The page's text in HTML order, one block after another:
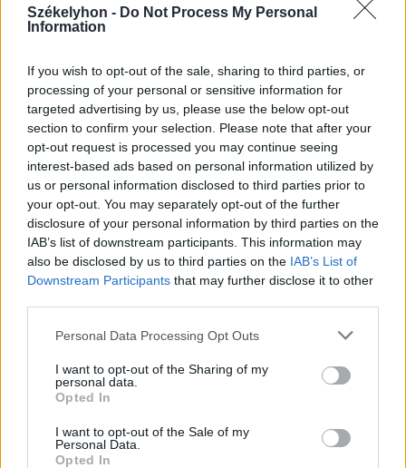
Székelyhon - Do Not Process My Personal
Information
If you wish to opt-out of the sale, sharing to third parties, or
processing of your personal or sensitive information for
targeted advertising by us, please use the below opt-out
section to confirm your selection. Please note that after your
opt-out request is processed you may continue seeing
interest-based ads based on personal information utilized by
us or personal information disclosed to third parties prior to
your opt-out. You may separately opt-out of the further
disclosure of your personal information by third parties on the
IAB’s list of downstream participants. This information may
also be disclosed by us to third parties on the IAB’s List of
Downstream Participants that may further disclose it to other
Personal Data Processing Opt Outs
I want to opt-out of the Sharing of my
personal data.
Opted In
I want to opt-out of the Sale of my
Personal Data.
Opted In
2026. augusztus 06., csütörtök
Bolojan szerint négy éve a
közlekedési minisztériumnál van
egy projekt, ami a Duna
vízhozamának növelését segítené